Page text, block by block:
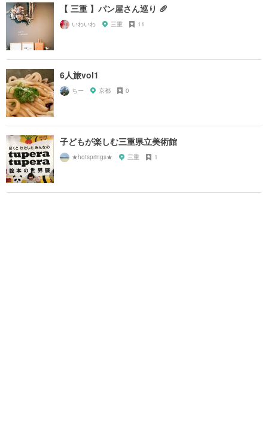
【 三重 】パン屋さん巡り 🥖
いわいわ 三重 11
6人旅vol1
ちー 京都 0
子どもが楽しむ三重県立美術館
★hotsprings★ 三重 1